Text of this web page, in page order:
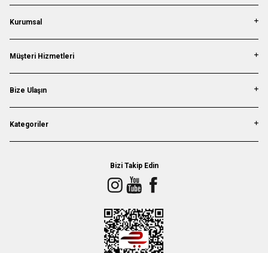
Kurumsal
Müşteri Hizmetleri
Bize Ulaşın
Kategoriler
Bizi Takip Edin